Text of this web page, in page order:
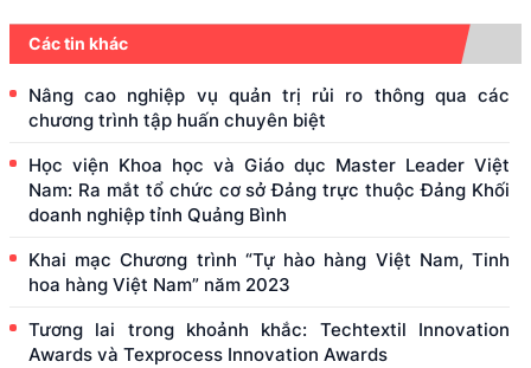
Các tin khác
Nâng cao nghiệp vụ quản trị rủi ro thông qua các
chương trình tập huấn chuyên biệt
Học viện Khoa học và Giáo dục Master Leader Việt
Nam: Ra mắt tổ chức cơ sở Đảng trực thuộc Đảng Khối
doanh nghiệp tỉnh Quảng Bình
Khai mạc Chương trình “Tự hào hàng Việt Nam, Tinh
hoa hàng Việt Nam” năm 2023
Tương lai trong khoảnh khắc: Techtextil Innovation
Awards và Texprocess Innovation Awards